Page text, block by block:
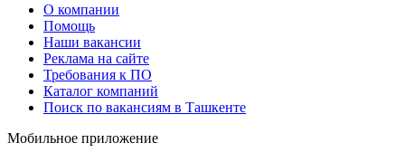
О компании
Помощь
Наши вакансии
Реклама на сайте
Требования к ПО
Каталог компаний
Поиск по вакансиям в Ташкенте
Мобильное приложение